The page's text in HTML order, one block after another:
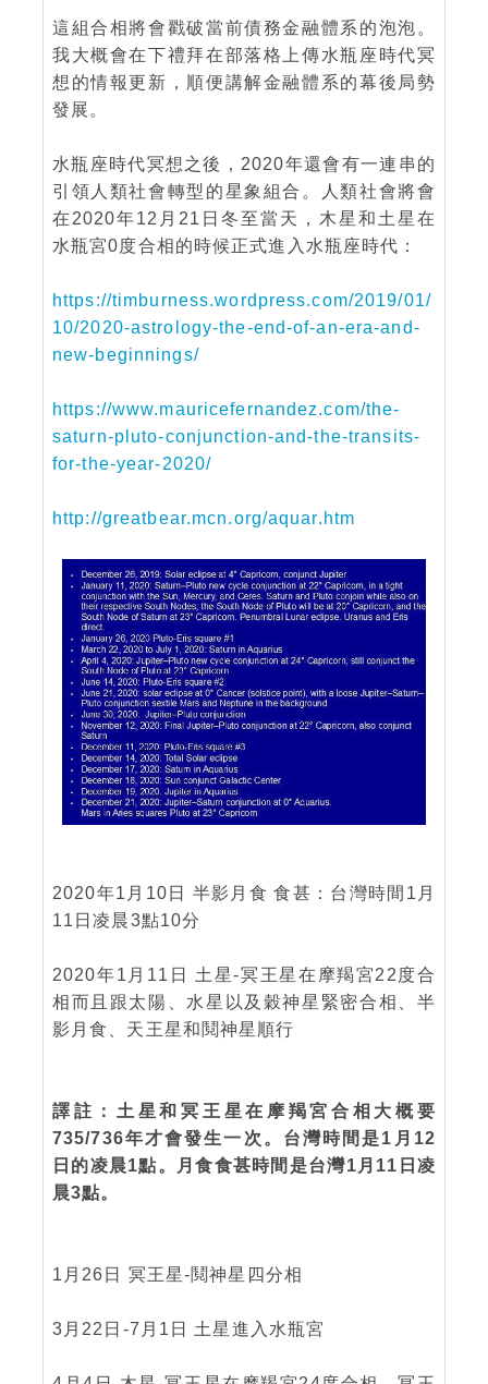
這組合相將會戳破當前債務金融體系的泡泡。
我大概會在下禮拜在部落格上傳水瓶座時代冥
想的情報更新，順便講解金融體系的幕後局勢
發展。
水瓶座時代冥想之後，2020年還會有一連串的
引領人類社會轉型的星象組合。人類社會將會
在2020年12月21日冬至當天，木星和土星在
水瓶宮0度合相的時候正式進入水瓶座時代：
https://timburness.wordpress.com/2019/01/
10/2020-astrology-the-end-of-an-era-and-
new-beginnings/
https://www.mauricefernandez.com/the-
saturn-pluto-conjunction-and-the-transits-
for-the-year-2020/
http://greatbear.mcn.org/aquar.htm
2020年1月10日 半影月食 食甚：台灣時間1月
11日凌晨3點10分
2020年1月11日 土星-冥王星在摩羯宮22度合
相而且跟太陽、水星以及穀神星緊密合相、半
影月食、天王星和鬩神星順行
譯註：土星和冥王星在摩羯宮合相大概要
735/736年才會發生一次。台灣時間是1月12
日的凌晨1點。月食食甚時間是台灣1月11日凌
晨3點。
1月26日 冥王星-鬩神星四分相
3月22日-7月1日 土星進入水瓶宮